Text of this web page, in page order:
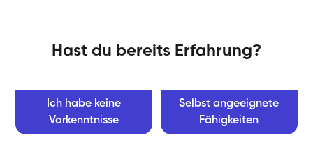
Hast du bereits Erfahrung?
Ich habe keine
Vorkenntnisse
Selbst angeeignete
Fähigkeiten